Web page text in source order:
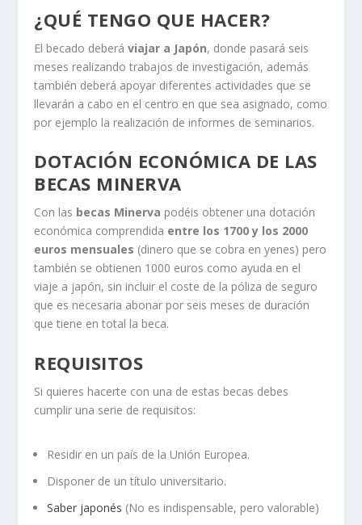
¿QUÉ TENGO QUE HACER?
El becado deberáviajar a Japón, donde pasará seis
meses realizando trabajos de investigación, además
también deberá apoyar diferentes actividades que se
llevarán a cabo en el centro en que sea asignado, como
por ejemplo la realización de informes de seminarios.
DOTACIÓN ECONÓMICA DE LAS
BECAS MINERVA
Con las becas Minerva podéis obtener una dotación
económica comprendida entre los 1700 y los 2000
euros mensuales (dinero que se cobra en yenes) pero
también se obtienen 1000 euros como ayuda en el
viaje a japón, sin incluir el coste de la póliza de seguro
que es necesaria abonar por seis meses de duración
que tiene en total la beca.
REQUISITOS
Si quieres hacerte con una de estas becas debes
cumplir una serie de requisitos:
Residir en un país de la Unión Europea.
Disponer de un título universitario.
Saber japonés (No es indispensable, pero valorable)